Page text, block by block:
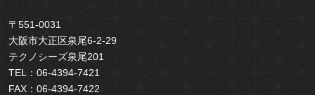
〒551-0031
大阪市大正区泉尾6-2-29
テクノシーズ泉尾201
TEL： 06-4394-7421
FAX： 06-4394-7422